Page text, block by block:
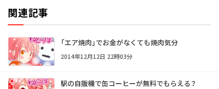
関連記事
「エア焼肉」でお金がなくても焼肉気分
2014年12月12日 22時03分
駅の自販機で缶コーヒーが無料でもらえる？